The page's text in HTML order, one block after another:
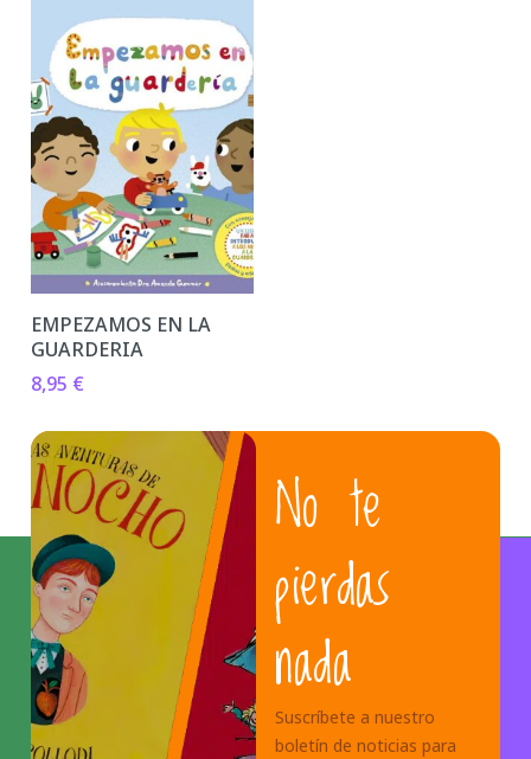
EMPEZAMOS EN LA
GUARDERIA
8,95 €
No te
pierdas
nada
Suscríbete a nuestro
boletín de noticias para